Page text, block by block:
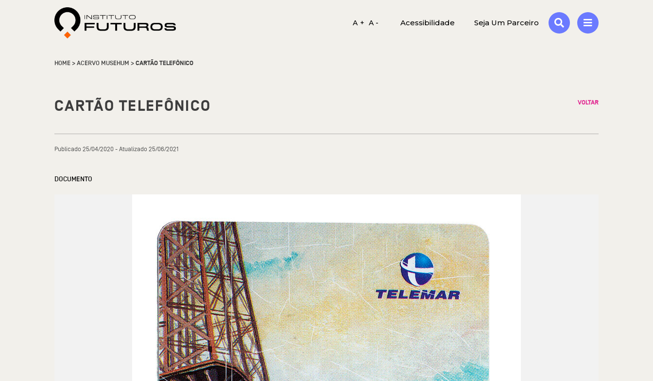
A + A - Acessibilidade Seja Um Parceiro
HOME>ACERVO MUSEHUM >CARTÃO TELEFÔNICO
CARTÃO TELEFÔNICO VOLTAR
Publicado 25/04/2020 - Atualizado 25/06/2021
DOCUMENTO